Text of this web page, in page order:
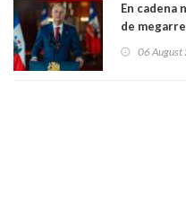
En cadena
de
06